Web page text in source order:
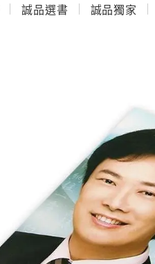
誠品選書 誠品獨家